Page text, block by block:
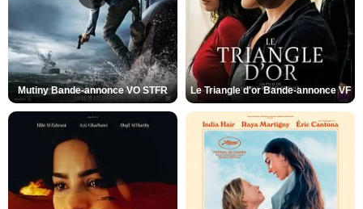
Mutiny Bande-annonce VO STFR Le Triangle d'or Bande-annonce VF